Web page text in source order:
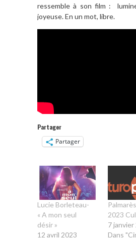
ressemble à son film :
joyeuse. En un mot, libre.
Partager
Partager
Lucie Borleteau-
« A mon seul
désir »
12 avril 2023
2023
7 janvier
Dans